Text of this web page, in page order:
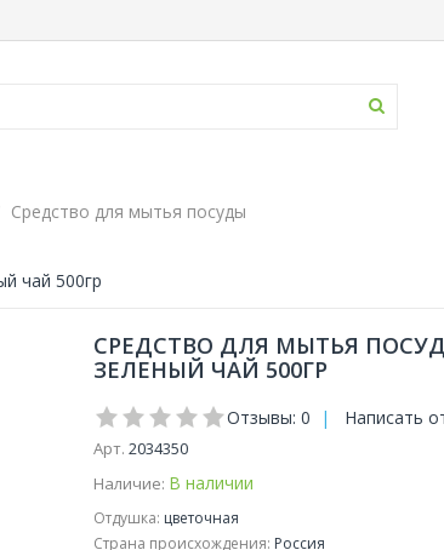
Средство для мытья посуды
чай 500гр
СРЕДСТВО ДЛЯ МЫТЬЯ
ЗЕЛЕНЫЙ ЧАЙ 500ГР
Отзывы: 0 | Написать
Арт. 2034350
Наличие: В наличии
Отдушка: цветочная
Страна происхождения: Россия